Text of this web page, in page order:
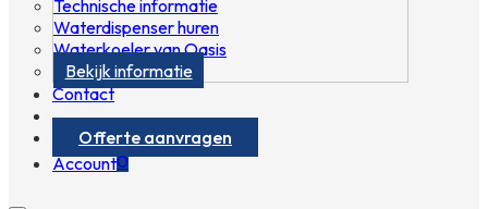
Technische informatie
Waterdispenser huren
Waterkoeler van Oasis
Bekijk informatie
Contact
Offerte aanvragen
Account0